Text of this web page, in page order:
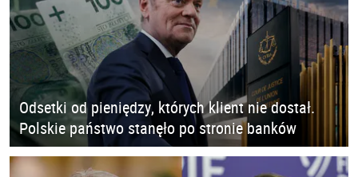
Odsetki od pieniędzy, których klient nie dostał.
Polskie państwo stanęło po stronie banków